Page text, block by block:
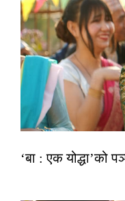
‘बा : एक योद्धा’को